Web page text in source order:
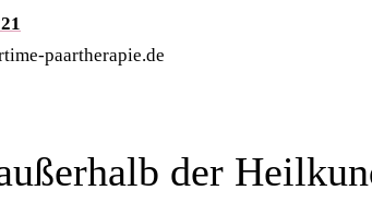
paartherapie.de
der